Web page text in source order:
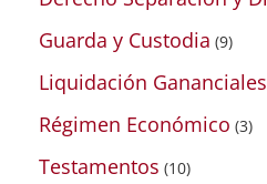
Guarda y Custodia (9)
Liquidación Gananciales
Régimen Económico (3)
Testamentos (10)